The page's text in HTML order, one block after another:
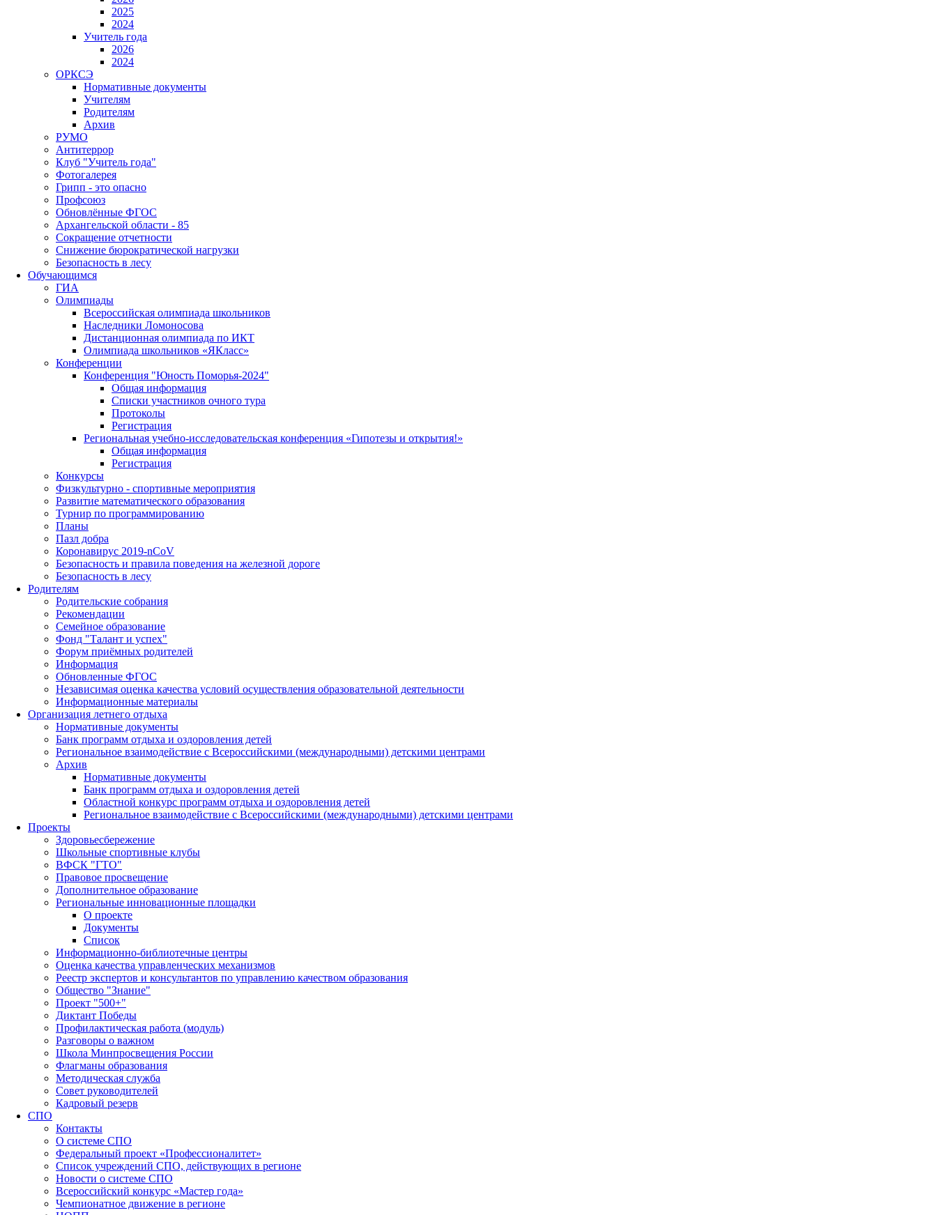
2025
2024
Учитель года
2026
2024
ОРКСЭ
Нормативные документы
Учителям
Родителям
Архив
РУМО
Антитеррор
Клуб "Учитель года"
Фотогалерея
Грипп - это опасно
Профсоюз
Обновлённые ФГОС
Архангельской области - 85
Сокращение отчетности
Снижение бюрократической нагрузки
Безопасность в лесу
Обучающимся
ГИА
Олимпиады
Всероссийская олимпиада школьников
Наследники Ломоносова
Дистанционная олимпиада по ИКТ
Олимпиада школьников «ЯКласс»
Конференции
Конференция "Юность Поморья-2024"
Общая информация
Списки участников очного тура
Протоколы
Регистрация
Региональная учебно-исследовательская конференция «Гипотезы и открытия!»
Общая информация
Регистрация
Конкурсы
Физкультурно - спортивные мероприятия
Развитие математического образования
Турнир по программированию
Планы
Пазл добра
Коронавирус 2019-nCoV
Безопасность и правила поведения на железной дороге
Безопасность в лесу
Родителям
Родительские собрания
Рекомендации
Семейное образование
Фонд "Талант и успех"
Форум приёмных родителей
Информация
Обновленные ФГОС
Независимая оценка качества условий осуществления образовательной деятельности
Информационные материалы
Организация летнего отдыха
Нормативные документы
Банк программ отдыха и оздоровления детей
Региональное взаимодействие с Всероссийскими (международными) детскими центрами
Архив
Нормативные документы
Банк программ отдыха и оздоровления детей
Областной конкурс программ отдыха и оздоровления детей
Региональное взаимодействие с Всероссийскими (международными) детскими центрами
Проекты
Здоровьесбережение
Школьные спортивные клубы
ВФСК "ГТО"
Правовое просвещение
Дополнительное образование
Региональные инновационные площадки
О проекте
Документы
Список
Информационно-библиотечные центры
Оценка качества управленческих механизмов
Реестр экспертов и консультантов по управлению качеством образования
Общество "Знание"
Проект "500+"
Диктант Победы
Профилактическая работа (модуль)
Разговоры о важном
Школа Минпросвещения России
Флагманы образования
Методическая служба
Совет руководителей
Кадровый резерв
СПО
Контакты
О системе СПО
Федеральный проект «Профессионалитет»
Список учреждений СПО, действующих в регионе
Новости о системе СПО
Всероссийский конкурс «Мастер года»
Чемпионатное движение в регионе